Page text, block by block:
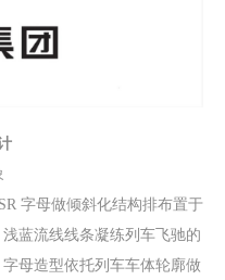
字母做倾斜化结构排布置于
蓝流线线条凝练列车飞驰的
母造型依托列车车体轮廓做